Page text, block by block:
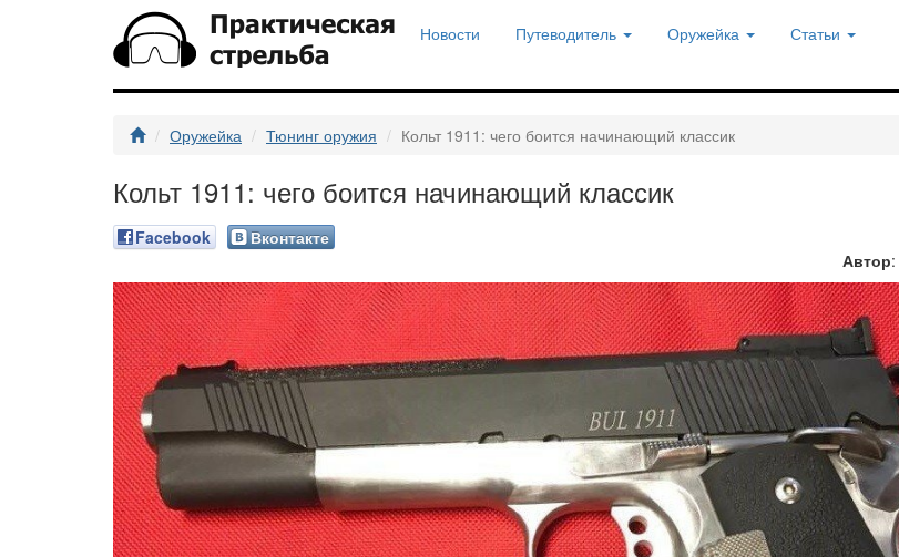
Новости Путеводитель Оружейка Статьи
Оружейка Тюнинг оружия Кольт 1911: чего боится начинающий классик
Кольт 1911: чего боится начинающий классик
Facebook
Вконтакте
Автор: